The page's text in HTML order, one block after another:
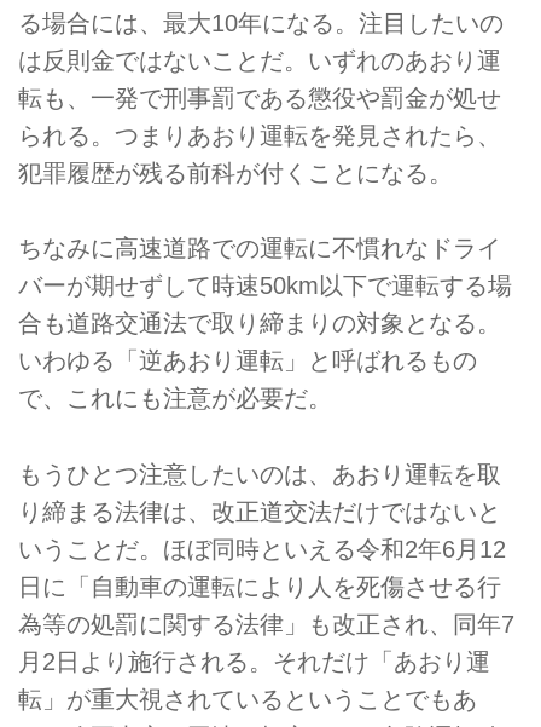
る場合には、最大10年になる。注目したいの
は反則金ではないことだ。いずれのあおり運
転も、一発で刑事罰である懲役や罰金が処せ
られる。つまりあおり運転を発見されたら、
犯罪履歴が残る前科が付くことになる。
ちなみに高速道路での運転に不慣れなドライ
バーが期せずして時速50km以下で運転する場
合も道路交通法で取り締まりの対象となる。
いわゆる「逆あおり運転」と呼ばれるもの
で、これにも注意が必要だ。
もうひとつ注意したいのは、あおり運転を取
り締まる法律は、改正道交法だけではないと
いうことだ。ほぼ同時といえる令和2年6月12
日に「自動車の運転により人を死傷させる行
為等の処罰に関する法律」も改正され、同年7
月2日より施行される。それだけ「あおり運
転」が重大視されているということでもあ